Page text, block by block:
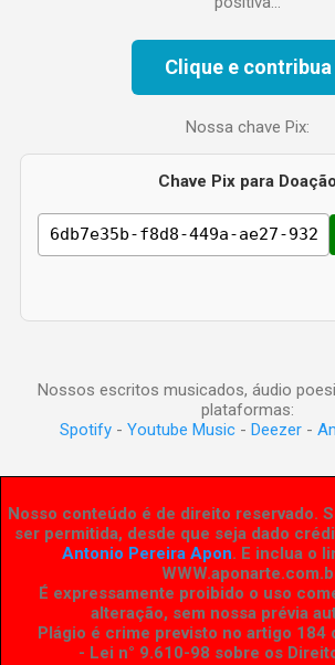
Clique e contribua
Nossa chave Pix:
Chave Pix para Doação
Nossos escritos musicados, áudio
plataformas:
Spotify- Youtube Music- Deezer-
Nosso conteúdo é de direito reservado.
ser permitida, desde que seja dado
Antonio Pereira Apon. E inclua o
É expressamente proibido o uso
alteração, sem nossa prévia
Plágio é crime previsto no artigo 184
- Lei n° 9.610-98 sobre os